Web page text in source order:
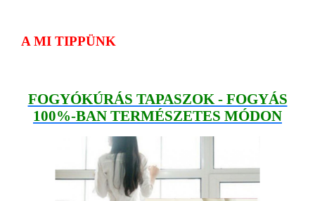
A MI TIPPÜNK
FOGYÓKÚRÁS TAPASZOK - FOGYÁS
100%-BAN TERMÉSZETES MÓDON